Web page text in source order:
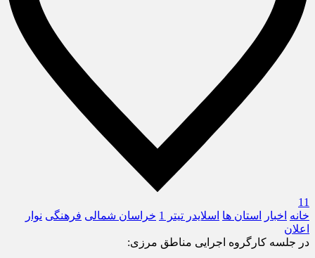
11
خانه اخبار استان ها اسلایدر تیتر 1 خراسان شمالی فرهنگی نوار
اعلان
در جلسه کارگروه اجرایی مناطق مرزی: